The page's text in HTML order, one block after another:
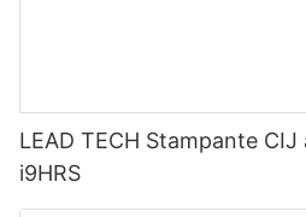
LEAD TECH Stampante
i9HRS